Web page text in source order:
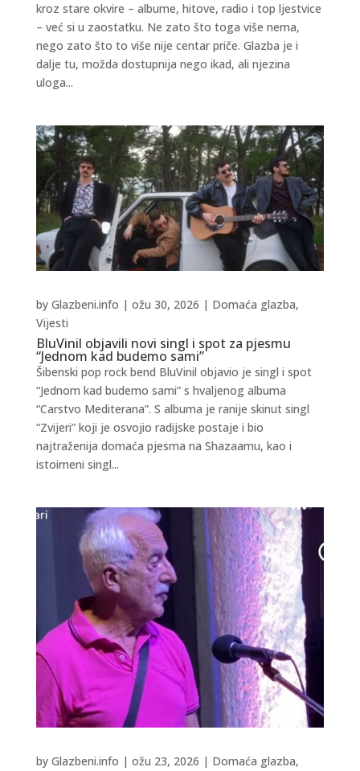
kroz stare okvire – albume, hitove, radio i top ljestvice
– već si u zaostatku. Ne zato što toga više nema,
nego zato što to više nije centar priče. Glazba je i
dalje tu, možda dostupnija nego ikad, ali njezina
uloga...
BluVinil objavili novi singl i spot za pjesmu
“Jednom kad budemo sami”
by Glazbeni.info | ožu 30, 2026 | Domaća glazba,
Vijesti
Šibenski pop rock bend BluVinil objavio je singl i spot
“Jednom kad budemo sami” s hvaljenog albuma
“Carstvo Mediterana”. S albuma je ranije skinut singl
“Zvijeri” koji je osvojio radijske postaje i bio
najtraženija domaća pjesma na Shazaamu, kao i
istoimeni singl...
by Glazbeni.info | ožu 23, 2026 | Domaća glazba,